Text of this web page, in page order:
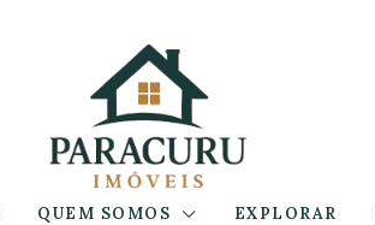
QUEM SOMOS EXPLORAR